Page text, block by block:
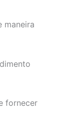
maneira
fornecer